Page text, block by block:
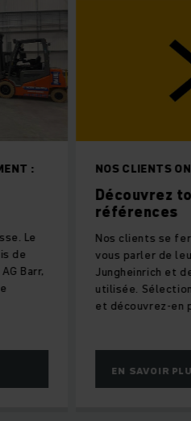
:
Le
de
Barr,
NOS CLIENTS
Découvrez
références
Nos clients se
vous parler de
Jungheinrich et
utilisée.
et découvrez-en
EN SAVOIR